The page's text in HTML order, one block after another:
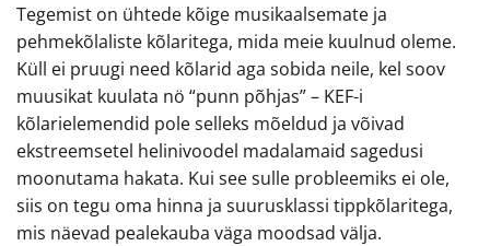
Tegemist on ühtede kõige musikaalsemate ja
pehmekõlaliste kõlaritega, mida meie kuulnud oleme.
Küll ei pruugi need kõlarid aga sobida neile, kel soov
muusikat kuulata nö “punn põhjas” – KEF-i
kõlarielemendid pole selleks mõeldud ja võivad
ekstreemsetel helinivoodel madalamaid sagedusi
moonutama hakata. Kui see sulle probleemiks ei ole,
siis on tegu oma hinna ja suurusklassi tippkõlaritega,
mis näevad pealekauba väga moodsad välja.